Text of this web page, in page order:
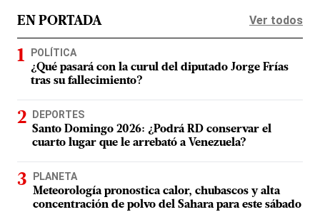
EN PORTADA Ver todos
POLÍTICA
¿Qué pasará con la curul del diputado Jorge Frías
tras su fallecimiento?
DEPORTES
Santo Domingo 2026: ¿Podrá RD conservar el
cuarto lugar que le arrebató a Venezuela?
PLANETA
Meteorología pronostica calor, chubascos y alta
concentración de polvo del Sahara para este sábado